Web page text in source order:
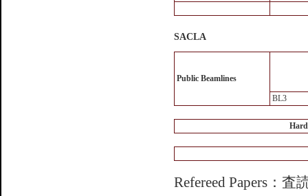
SACLA
Public Beamlines
BL3
Refereed Papers：